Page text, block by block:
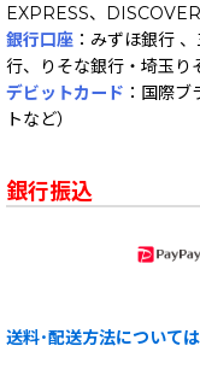
EXPRESS、DISCOVER
銀行口座 ：みずほ銀行
行、りそな銀行・埼玉り
デビットカード ：国際
トなど）
銀行振込
送料･配送方法について